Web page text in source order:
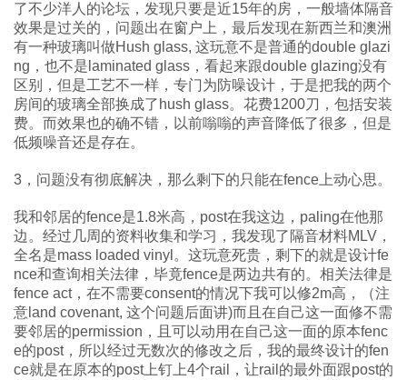
了不少洋人的论坛，发现只要是近15年的房，一般墙体隔音
效果是过关的，问题出在窗户上，最后发现在新西兰和澳洲
有一种玻璃叫做Hush glass, 这玩意不是普通的double glazi
ng，也不是laminated glass，看起来跟double glazing没有
区别，但是工艺不一样，专门为防噪设计，于是把我的两个
房间的玻璃全部换成了hush glass。花费1200刀，包括安装
费。而效果也的确不错，以前嗡嗡的声音降低了很多，但是
低频噪音还是存在。
3，问题没有彻底解决，那么剩下的只能在fence上动心思。
我和邻居的fence是1.8米高，post在我这边，paling在他那
边。经过几周的资料收集和学习，我发现了隔音材料MLV，
全名是mass loaded vinyl。这玩意死贵，剩下的就是设计fe
nce和查询相关法律，毕竟fence是两边共有的。相关法律是
fence act，在不需要consent的情况下我可以修2m高，（注
意land covenant, 这个问题后面讲)而且在自己这一面修不需
要邻居的permission，且可以动用在自己这一面的原本fenc
e的post，所以经过无数次的修改之后，我的最终设计的fen
ce就是在原本的post上钉上4个rail，让rail的最外面跟post的